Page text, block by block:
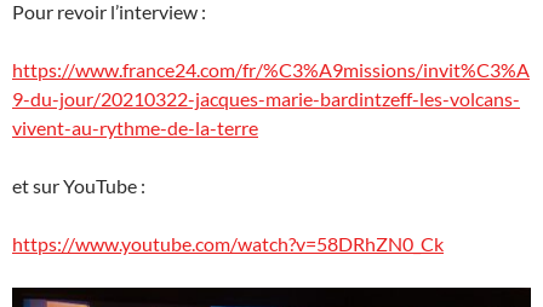
Pour revoir l’interview :
https://www.france24.com/fr/%C3%A9missions/invit%C3%A
9-du-jour/20210322-jacques-marie-bardintzeff-les-volcans-
vivent-au-rythme-de-la-terre
et sur YouTube :
https://www.youtube.com/watch?v=58DRhZN0_Ck